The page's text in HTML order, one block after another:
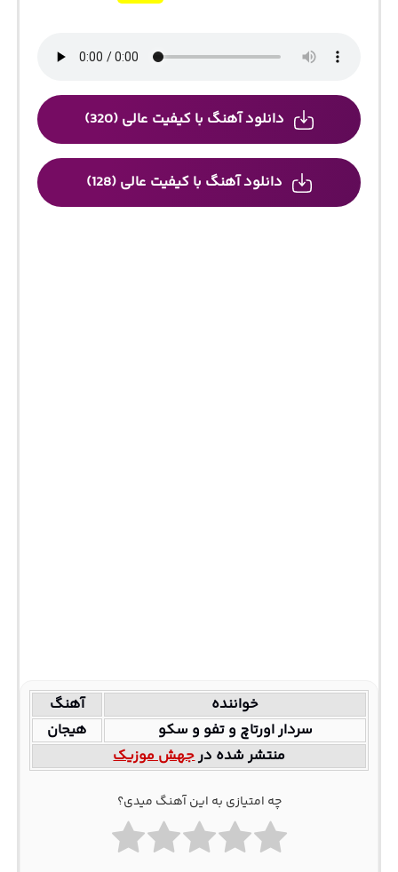
دانلود آهنگ با کیفیت عالی (320)
دانلود آهنگ با کیفیت عالی (128)
خواننده
آهنگ
سردار اورتاچ و تفو و سکو
هیجان
منتشر شده درجهش موزیک
چه امتیازی به این آهنگ میدی؟